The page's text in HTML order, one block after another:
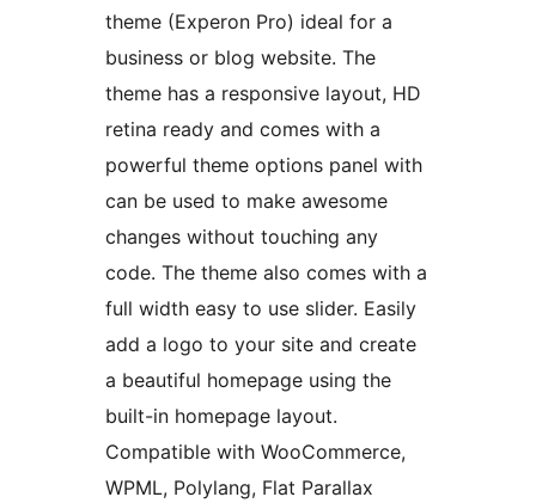
theme (Experon Pro) ideal for a
business or blog website. The
theme has a responsive layout, HD
retina ready and comes with a
powerful theme options panel with
can be used to make awesome
changes without touching any
code. The theme also comes with a
full width easy to use slider. Easily
add a logo to your site and create
a beautiful homepage using the
built-in homepage layout.
Compatible with WooCommerce,
WPML, Polylang, Flat Parallax